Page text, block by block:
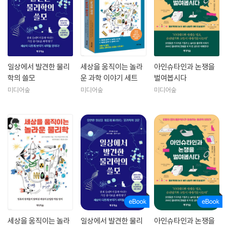
일상에서 발견한 물리
학의 쓸모
미디어숲
세상을 움직이는 놀라
운 과학 이야기 세트
미디어숲
아인슈타인과 논쟁을
벌여봅시다
미디어숲
세상을 움직이는 놀라
일상에서 발견한 물리
아인슈타인과 논쟁을